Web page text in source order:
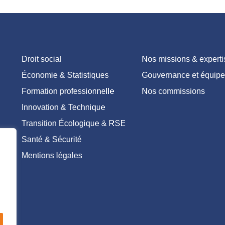
Droit social
Économie & Statistiques
Formation professionnelle
Innovation & Technique
Transition Écologique & RSE
Santé & Sécurité
Mentions légales
Nos missions &
Gouvernance et équipe
Nos commissions